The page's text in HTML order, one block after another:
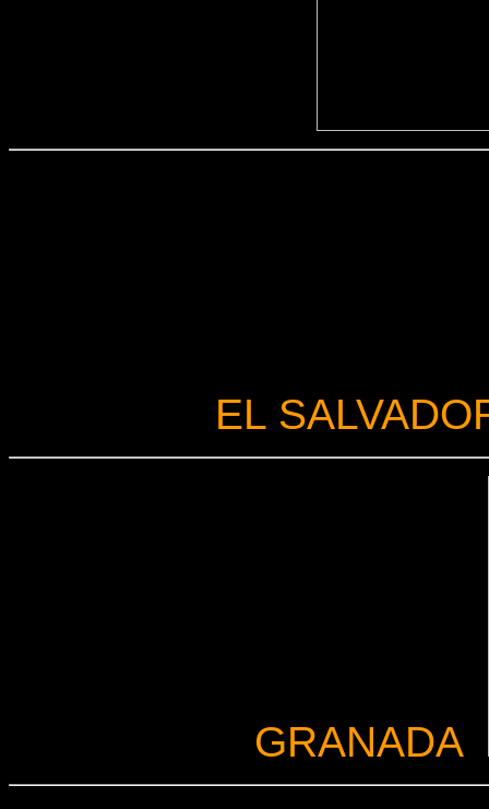
EL
GRANADA